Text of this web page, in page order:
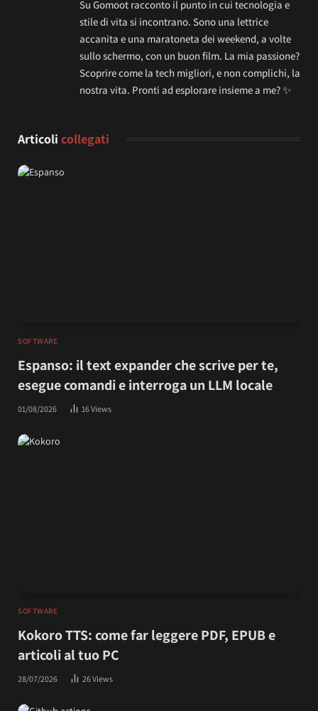
Su Gomoot racconto il punto in cui tecnologia e
stile di vita si incontrano. Sono una lettrice
accanita e una maratoneta dei weekend, a volte
sullo schermo, con un buon film. La mia passione?
Scoprire come la tech migliori, e non complichi, la
nostra vita. Pronti ad esplorare insieme a me? ✨
Articoli collegati
SOFTWARE
Espanso: il text expander che scrive per te,
esegue comandi e interroga un LLM locale
01/08/2026 16Views
SOFTWARE
Kokoro TTS: come far leggere PDF, EPUB e
articoli al tuo PC
28/07/2026 26Views